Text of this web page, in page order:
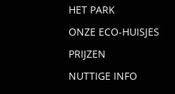
HET PARK
ONZE ECO-HUISJES
PRIJZEN
NUTTIGE INFO